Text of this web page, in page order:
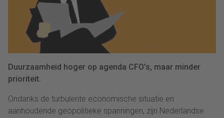
Duurzaamheid hoger op agenda CFO’s, maar minder
prioriteit.
Ondanks de turbulente economische situatie en
aanhoudende geopolitieke spanningen, zijn Nederlandse